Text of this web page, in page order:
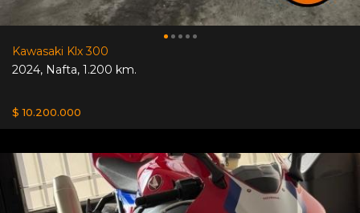
Kawasaki Klx 300
2024, Nafta, 1.200 km.
$ 10.200.000